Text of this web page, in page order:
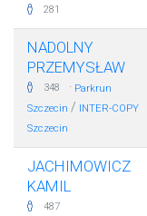
281
NADOLNY
PRZEMYSŁAW
348 · Parkrun
Szczecin /
INTER-COPY
Szczecin
JACHIMOWICZ
KAMIL
487